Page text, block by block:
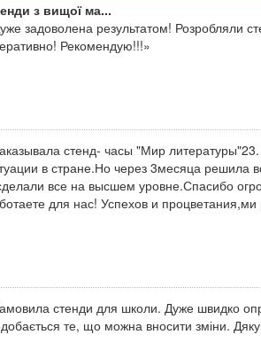
з вищої ма...
задоволена результатом! Розробляли
Рекомендую!!!»
стенд- часы "Мир
в стране.Но через 3месяца решила
все на высшем уровне.Спасибо
для нас! Успехов и
стенди для школи. Дуже швидко
те, що можна вносити зміни.